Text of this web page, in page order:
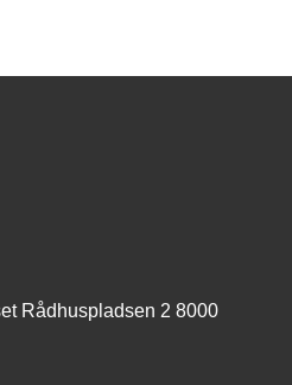
Rådhuspladsen 2 8000